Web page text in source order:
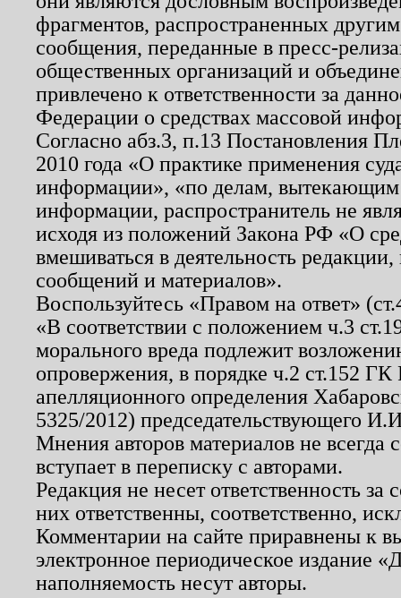
фрагментов, распространенных
сообщения, переданные в пресс-
общественных организаций и
привлечено к ответственности за
Федерации о средствах массовой
Согласно абз.3, п.13 Постановления
2010 года «О практике применения
информации», «по делам, вытекающим
информации, распространитель не
исходя из положений Закона РФ «О
вмешиваться в деятельность
сообщений и материалов».
Воспользуйтесь «Правом на ответ»
«В соответствии с положением ч.3
морального вреда подлежит
опровержения, в порядке ч.2 ст.152
апелляционного определения
5325/2012) председательствующего
Мнения авторов материалов не
вступает в переписку с авторами.
Редакция не несет ответственность
них ответственны, соответственно,
Комментарии на сайте приравнены к
электронное периодическое издание
наполняемость несут авторы.